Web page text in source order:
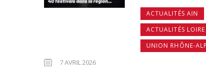
ACTUALITÉS AIN
ACTUALITÉS LOIRE
UNION RHÔNE-
7 AVRIL 2026